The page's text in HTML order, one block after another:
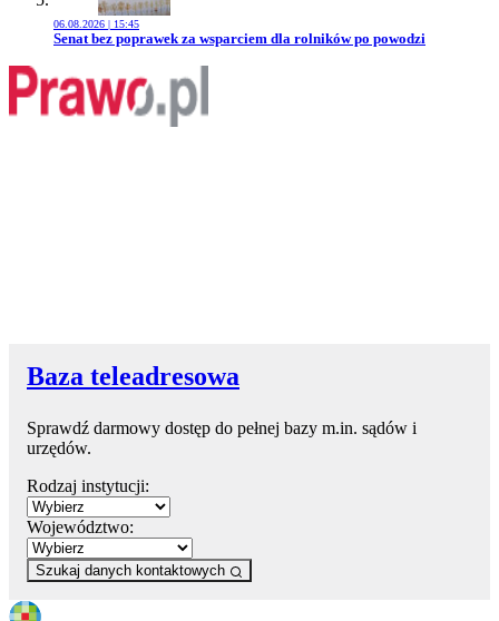
06.08.2026 | 15:45
Przejdź do artykułu:
Senat bez poprawek za wsparciem dla rolników po powodzi
Baza teleadresowa
Sprawdź darmowy dostęp do pełnej bazy m.in. sądów i
urzędów.
Rodzaj instytucji:
Województwo:
Szukaj danych kontaktowych